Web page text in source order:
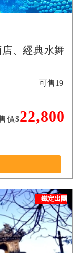
、經典水舞
價$22,800
可售19
鐵定出團